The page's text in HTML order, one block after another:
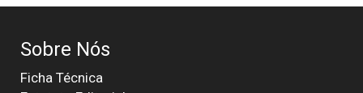
Sobre Nós
Ficha Técnica